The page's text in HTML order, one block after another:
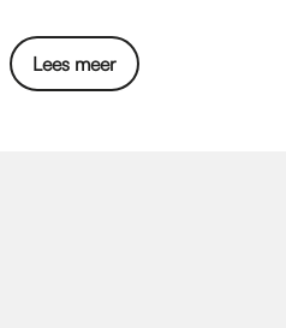
Lees meer